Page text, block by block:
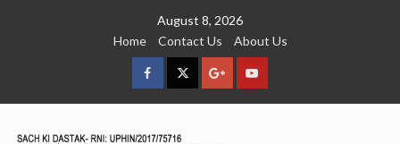
August 8, 2026
Home
Contact Us About Us
facebookTwitterGoogleYouTube